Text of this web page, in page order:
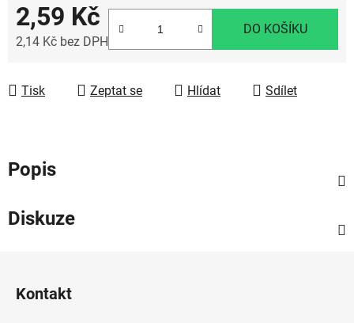
2,59 Kč
2,14 Kč bez DPH
DO KOŠÍKU
Tisk Zeptat se Hlídat Sdílet
Popis
Diskuze
Kontakt